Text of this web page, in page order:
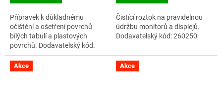
Přípravek k důkladnému
očištění a ošetření povrchů
bílých tabulí a plastových
povrchů. Dodavatelský kód:
270400
Čistící roztok na pravidelnou
údržbu monitorů a displejů.
Dodavatelský kód: 260250
Akce Akce